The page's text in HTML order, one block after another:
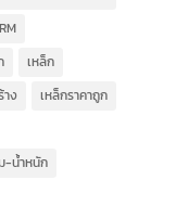
เหล็ก
าง
เหล็กราคาถูก
-น้ำหนัก